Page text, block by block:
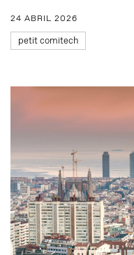
24 ABRIL 2026
petit comitech